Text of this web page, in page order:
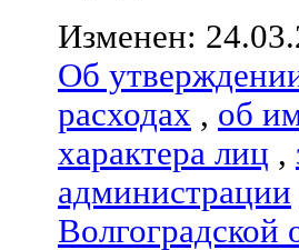
Изменен:
Об
расходах , об
характера лиц ,
администрации
Волгоградской